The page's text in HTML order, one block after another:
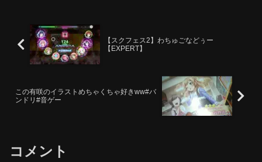
【スクフェス2】わちゅごなどぅー
【EXPERT】
この有咲のイラストめちゃくちゃ好きww#バ
ンドリ#音ゲー
コメント